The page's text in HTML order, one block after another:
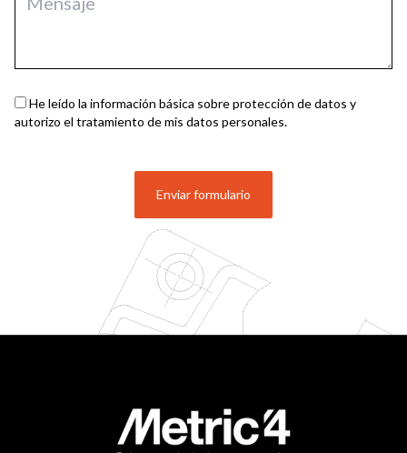
He leído la información básica sobre protección de datos y
autorizo el tratamiento de mis datos personales.